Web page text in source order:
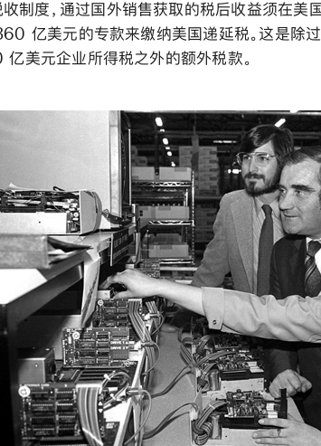
收制度，通过国外销售获取的税后收益须在美
亿美元的专款来缴纳美国递延税。这是除
亿美元企业所得税之外的额外税款。